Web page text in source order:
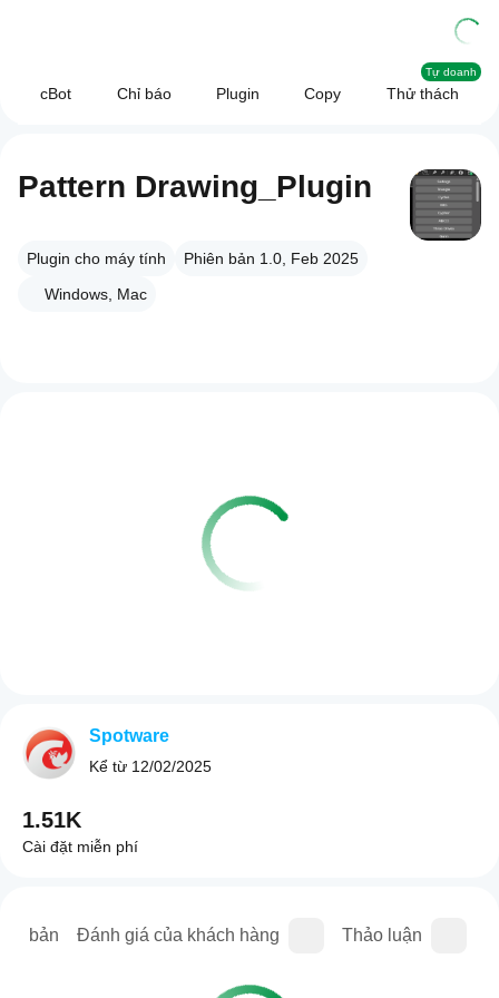
cBot Chỉ báo Plugin Copy Thử thách
Tự doanh
Pattern Drawing_Plugin
Plugin cho máy tính
Phiên bản 1.0, Feb 2025
Windows, Mac
bản Đánh giá của khách hàng Thảo luận
Spotware
Kể từ 12/02/2025
1.51K
Cài đặt miễn phí